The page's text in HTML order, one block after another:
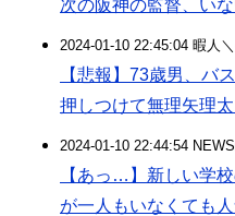
次の阪神の監督、い
2024-01-10 22:45:04 暇人
【悲報】73歳男、バ
押しつけて無理矢理
2024-01-10 22:44:54
【あっ…】新しい学
が一人もいなくても